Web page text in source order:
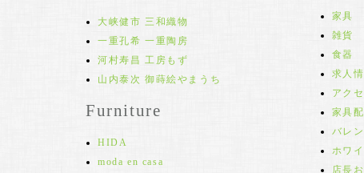
大峡健市 三和織物
一重孔希 一重陶房
河村寿昌 工房もず
山内泰次 御蒔絵やまうち
Furniture
HIDA
moda en casa
家具
雑貨
食器
求人
アクセ
家具
バレ
ホワ
店長